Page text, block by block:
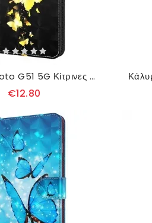
Κάλυμμα Moto G51 5G Κίτρινες Πεταλούδες
€12.80